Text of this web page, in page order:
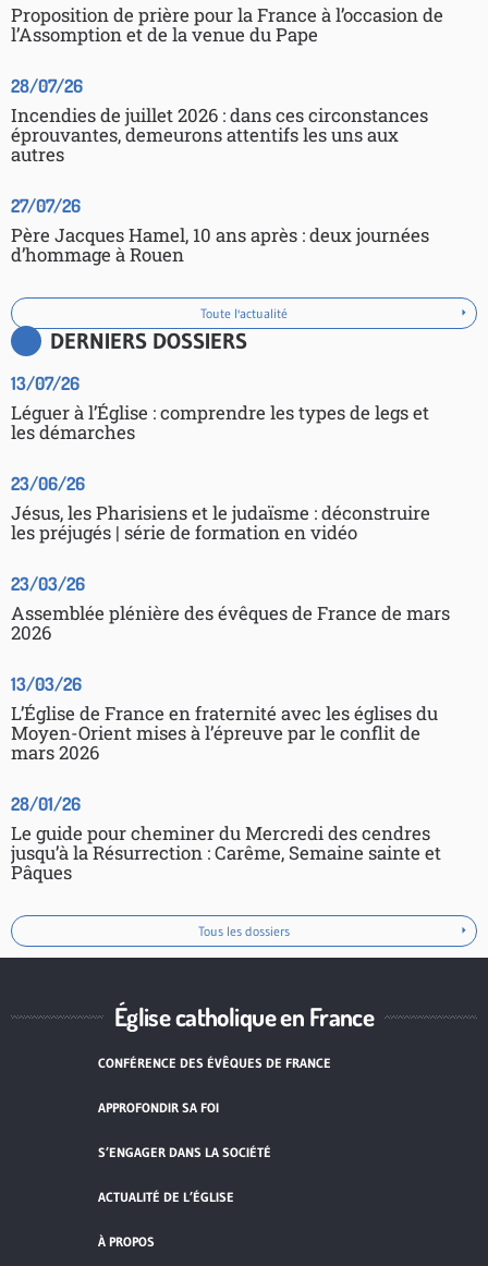
Proposition de prière pour la France à l’occasion de
l’Assomption et de la venue du Pape
28/07/26
Incendies de juillet 2026 : dans ces circonstances
éprouvantes, demeurons attentifs les uns aux
autres
27/07/26
Père Jacques Hamel, 10 ans après : deux journées
d’hommage à Rouen
Toute l'actualité
DERNIERS DOSSIERS
13/07/26
Léguer à l’Église : comprendre les types de legs et
les démarches
23/06/26
Jésus, les Pharisiens et le judaïsme : déconstruire
les préjugés | série de formation en vidéo
23/03/26
Assemblée plénière des évêques de France de mars
2026
13/03/26
L’Église de France en fraternité avec les églises du
Moyen-Orient mises à l’épreuve par le conflit de
mars 2026
28/01/26
Le guide pour cheminer du Mercredi des cendres
jusqu’à la Résurrection : Carême, Semaine sainte et
Pâques
Tous les dossiers
Église catholique en France
CONFÉRENCE DES ÉVÊQUES DE FRANCE
APPROFONDIR SA FOI
S’ENGAGER DANS LA SOCIÉTÉ
ACTUALITÉ DE L’ÉGLISE
À PROPOS